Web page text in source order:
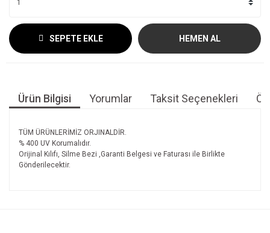
SEPETE EKLE HEMEN AL
Ürün Bilgisi Yorumlar Taksit Seçenekleri
TÜM ÜRÜNLERİMİZ ORJINALDİR.
% 400 UV Korumalıdır.
Orijinal Kılıfı, Silme Bezi ,Garanti Belgesi ve Faturası ile Birlikte
Gönderilecektir.